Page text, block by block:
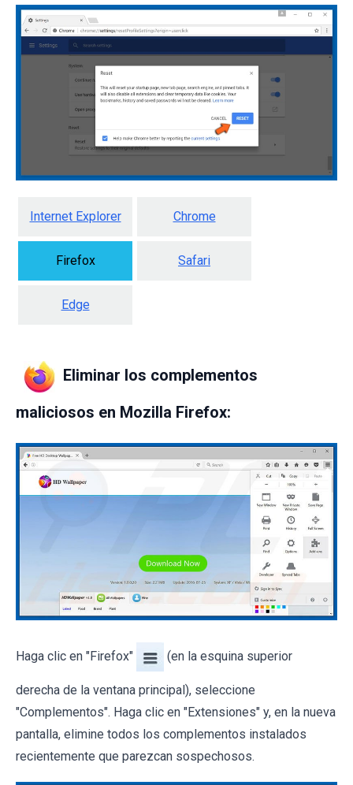
Internet Explorer Chrome
Firefox Safari
Edge
Eliminar los complementos
maliciosos en Mozilla Firefox:
Haga clic en "Firefox" (en la esquina superior
derecha de la ventana principal), seleccione
"Complementos". Haga clic en "Extensiones" y, en la nueva
pantalla, elimine todos los complementos instalados
recientemente que parezcan sospechosos.